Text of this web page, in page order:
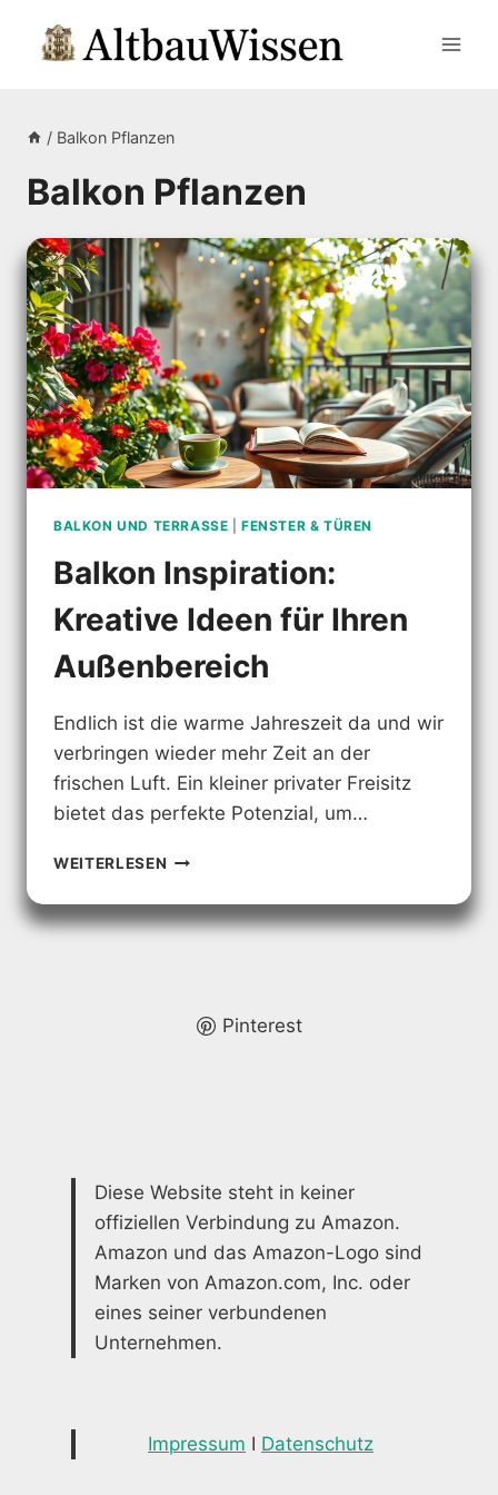
Inhalt
/ Balkon Pflanzen
Balkon Pflanzen
BALKON UND TERRASSE |FENSTER & TÜREN
Balkon Inspiration:
Kreative Ideen für Ihren
Außenbereich
Endlich ist die warme Jahreszeit da und wir
verbringen wieder mehr Zeit an der
frischen Luft. Ein kleiner privater Freisitz
bietet das perfekte Potenzial, um…
WEITERLESEN BALKON
KREATIVE
IDEEN
Pinterest
Diese Website steht in keiner
offiziellen Verbindung zu Amazon.
Amazon und das Amazon-Logo sind
Marken von Amazon.com, Inc. oder
eines seiner verbundenen
Unternehmen.
Impressum I Datenschutz